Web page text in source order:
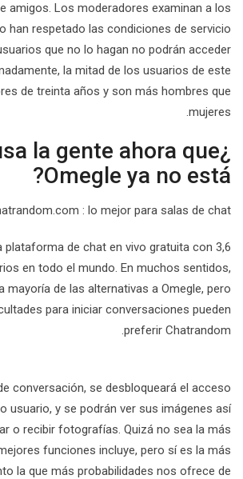
amigos. Los moderadores examinan a los
han respetado las condiciones de servicio
que no lo hagan no podrán acceder
la mitad de los usuarios de este
de treinta años y son más hombres que
mujeres.
la gente ahora que
Omegle ya no está?
: lo mejor para salas de chat
plataforma de chat en vivo gratuita con 3,6
en todo el mundo. En muchos sentidos,
mayoría de las alternativas a Omegle, pero
para iniciar conversaciones pueden
preferir Chatrandom.
conversación, se desbloqueará el acceso
usuario, y se podrán ver sus imágenes así
o recibir fotografías. Quizá no sea la más
funciones incluye, pero sí es la más
la que más probabilidades nos ofrece de